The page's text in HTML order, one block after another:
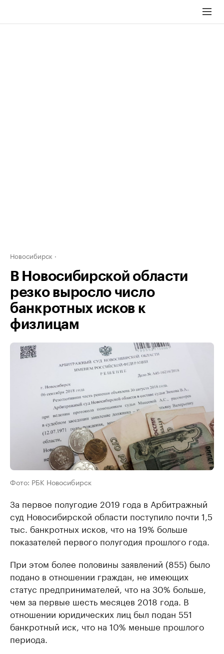
Новосибирск
В Новосибирской области
резко выросло число
банкротных исков к
физлицам
Фото: РБК Новосибирск
За первое полугодие 2019 года в Арбитражный
суд Новосибирской области поступило почти 1,5
тыс. банкротных исков, что на 19% больше
показателей первого полугодия прошлого года.
При этом более половины заявлений (855) было
подано в отношении граждан, не имеющих
статус предпринимателей, что на 30% больше,
чем за первые шесть месяцев 2018 года. В
отношении юридических лиц был подан 551
банкротный иск, что на 10% меньше прошлого
периода.